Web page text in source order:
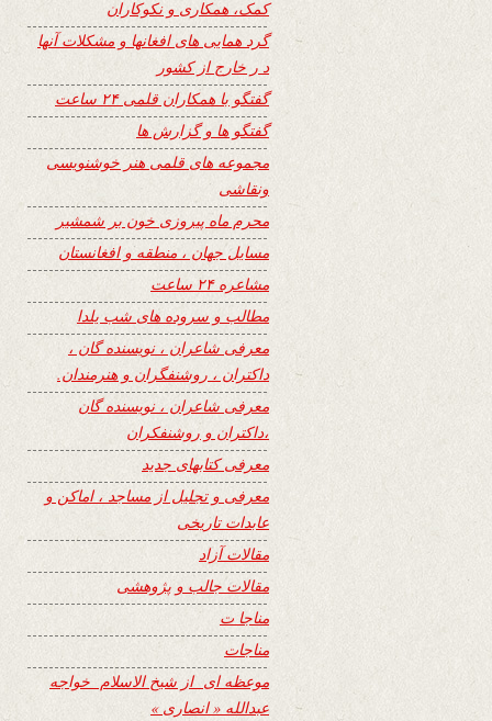
کمک، همکاری و نکوکاران
گرد همایی های افغانها و مشکلات آنها
د ر خارج از کشور
گفتگو با همکاران قلمی ۲۴ ساعت
گفتگو ها و گزارش ها
مجموعه های قلمی هنر خوشنویسی
ونقاشی
محرم ماه پیروزی خون بر شمشیر
مسایل جهان ، منطقه و افغانستان
مشاعره ۲۴ ساعت
مطالب و سروده های شب یلدا
معرفی شاعران ، نویسنده گان ،
داکتران ، روشنفگران و هنرمندان.
معرفی شاعران ، نویسنده گان
،داکتران و روشنفکران
معرفی کتابهای جدید
معرفی و تجلیل از مساجد ، اماکن و
عابدات تاریخی
مقالات آزاد
مقالات جالب و پژوهشی
مناجا ت
مناجات
موعظه ای از شیخ الاسلام خواجه
عبدالله « انصاری »